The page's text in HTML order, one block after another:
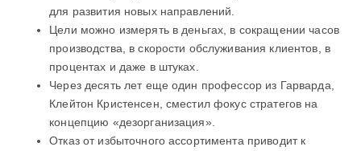
для развития новых направлений.
Цели можно измерять в деньгах, в сокращении часов
производства, в скорости обслуживания клиентов, в
процентах и даже в штуках.
Через десять лет еще один профессор из Гарварда,
Клейтон Кристенсен, сместил фокус стратегов на
концепцию «дезорганизация».
Отказ от избыточного ассортимента приводит к